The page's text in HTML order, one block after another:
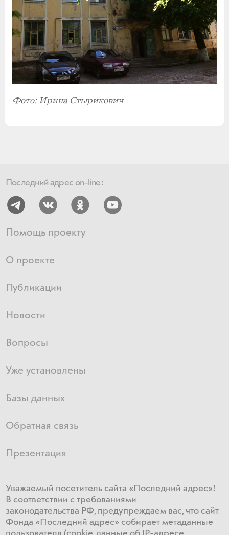
Фото: Ирина Стырикович
Последний адрес on-line:
Помощь проекту
О проекте
Публикации
Новости
Вопросы
Уже установлены
Базы данных
Обратная связь
Презентация
Уважаемый посетитель сайта «Последний адрес»!
В соответствии с требованиями
законодательства РФ, предупреждаем вас, что сайт
Фонда «Последний адрес» собирает метаданные